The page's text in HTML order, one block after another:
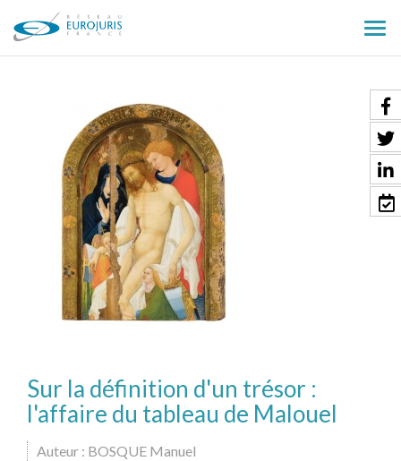
le
Sur la définition d'un trésor :
l'affaire du tableau de Malouel
Auteur : BOSQUE Manuel